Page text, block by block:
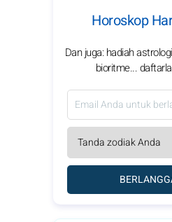
Horoskop
Dan juga: hadiah
bioritme...